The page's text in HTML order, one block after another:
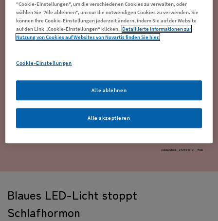
AdobeStock_242824612__Rido
Blaues LED-Licht stoppt
Schlafhormon
"Cookie-Einstellungen", um die verschiedenen Cookies zu verwalten, oder
wählen Sie "Alle ablehnen", um nur die notwendigen Cookies zu verwenden. Sie
können Ihre Cookie-Einstellungen jederzeit ändern, indem Sie auf der Website
auf den Link „Cookie-Einstellungen“ klicken. Detaillierte Informationen zur
Nutzung von Cookies auf Websites von Novartis finden Sie hier.
Cookie-Einstellungen
Alle ablehnen
Alle akzeptieren